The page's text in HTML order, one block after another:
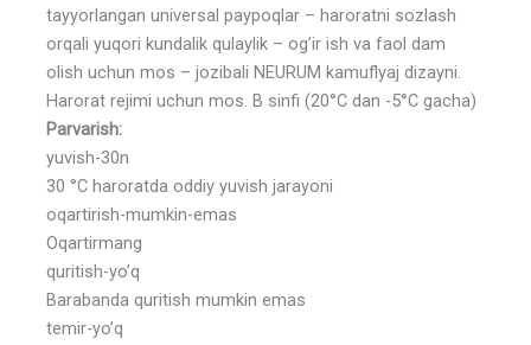
tayyorlangan universal paypoqlar – haroratni sozlash
orqali yuqori kundalik qulaylik – og’ir ish va faol dam
olish uchun mos – jozibali NEURUM kamuflyaj dizayni.
Harorat rejimi uchun mos. B sinfi (20°C dan -5°C gacha)
Parvarish:
yuvish-30n
30 °C haroratda oddiy yuvish jarayoni
oqartirish-mumkin-emas
Oqartirmang
quritish-yo’q
Barabanda quritish mumkin emas
temir-yo’q